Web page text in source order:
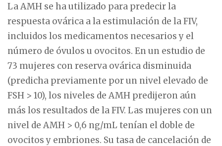
La AMH se ha utilizado para predecir la
respuesta ovárica a la estimulación de la FIV,
incluidos los medicamentos necesarios y el
número de óvulos u ovocitos. En un estudio de
73 mujeres con reserva ovárica disminuida
(predicha previamente por un nivel elevado de
FSH > 10), los niveles de AMH predijeron aún
más los resultados de la FIV. Las mujeres con un
nivel de AMH > 0,6 ng/mL tenían el doble de
ovocitos y embriones. Su tasa de cancelación de